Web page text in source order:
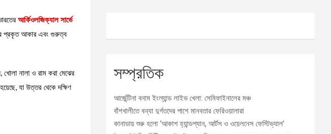
আর্কিওলজিক্যাল সার্ভে
প্রকৃত আকার এবং গুরুত্ব
নালা ও রাম করা মেঝের
যা উত্তর থেকে দক্ষিণ
সম্প্রতিক
আর্জেন্টিনা বনাম ইংল্যান্ড লাইভ খেলা: সেমিফাইনালের মঞ্চ
বাঁশখালীতে বন্যা দুর্গতদের পাশে মানবতার ফেরিওয়ালারা
কানাডায় শুরু হলো ‘আকাশ হ্যান্ডপ্যান, আর্টস ও ওয়েলনেস ফেস্টিভ্যাল’